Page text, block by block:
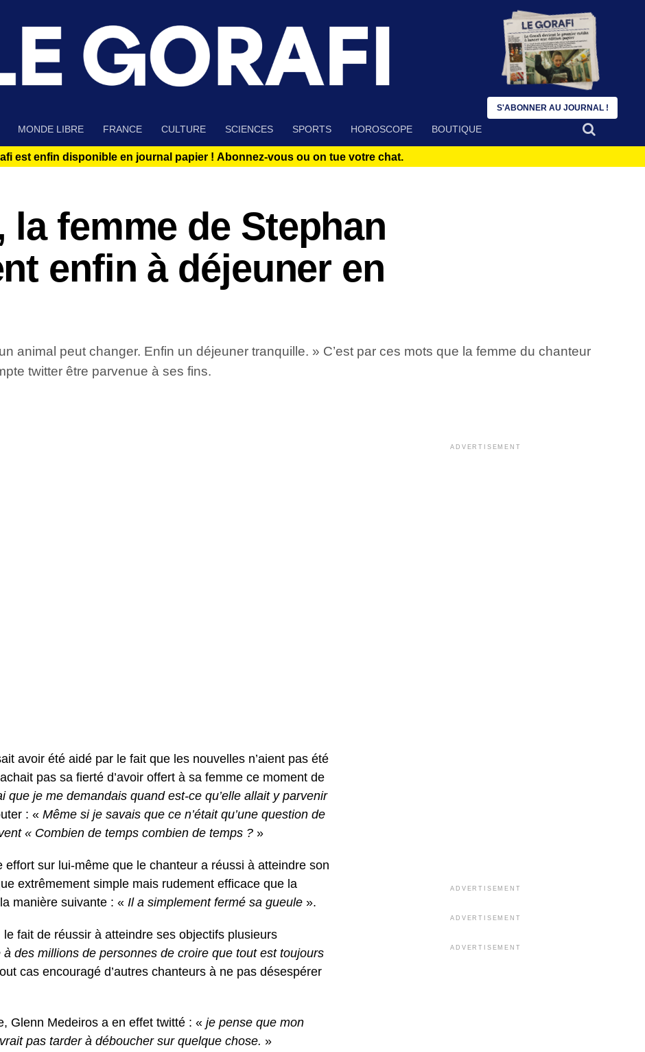
MONDE LIBRE FRANCE CULTURE SCIENCES SPORTS HOROSCOPE BOUTIQUE
est enfin disponible en journal papier ! Abonnez-vous ou on tue votre chat.
la femme de Stephan
enfin à déjeuner en
animal peut changer. Enfin un déjeuner tranquille. » C’est par ces mots que la femme du chanteur
twitter être parvenue à ses fins.
avoir été aidé par le fait que les nouvelles n’aient pas été
pas sa fierté d’avoir offert à sa femme ce moment de
que je me demandais quand est-ce qu’elle allait y parvenir
: « Même si je savais que ce n’était qu’une question de
« Combien de temps combien de temps ? »
effort sur lui-même que le chanteur a réussi à atteindre son
extrêmement simple mais rudement efficace que la
manière suivante : « Il a simplement fermé sa gueule ».
fait de réussir à atteindre ses objectifs plusieurs
à des millions de personnes de croire que tout est toujours
cas encouragé d’autres chanteurs à ne pas désespérer
Glenn Medeiros a en effet twitté : « je pense que mon
pas tarder à déboucher sur quelque chose. »
ADVERTISEMENT
ADVERTISEMENT
ADVERTISEMENT
ADVERTISEMENT
S'ABONNER AU JOURNAL !